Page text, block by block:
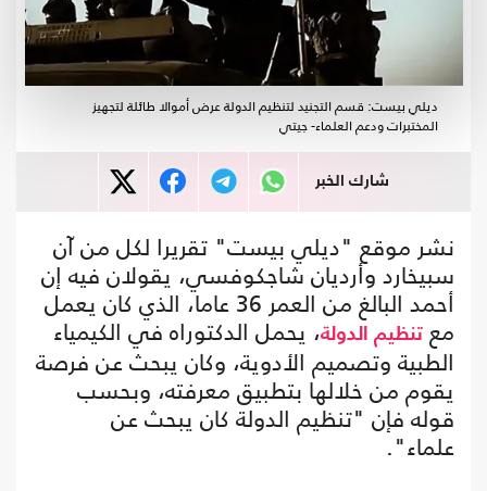
ديلي بيست: قسم التجنيد لتنظيم الدولة عرض أموالا طائلة لتجهيز
المختبرات ودعم العلماء- جيتي
شارك الخبر
نشر موقع "ديلي بيست" تقريرا لكل من آن
سبيخارد وأرديان شاجكوفسي، يقولان فيه إن
أحمد البالغ من العمر 36 عاما، الذي كان يعمل
مع تنظيم الدولة، يحمل الدكتوراه في الكيمياء
الطبية وتصميم الأدوية، وكان يبحث عن فرصة
يقوم من خلالها بتطبيق معرفته، وبحسب
قوله فإن "تنظيم الدولة كان يبحث عن
علماء".